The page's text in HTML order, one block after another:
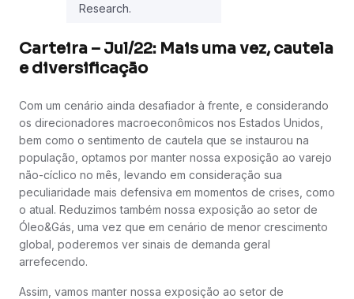
Research.
Carteira – Jul/22: Mais uma vez, cautela
e diversificação
Com um cenário ainda desafiador à frente, e considerando
os direcionadores macroeconômicos nos Estados Unidos,
bem como o sentimento de cautela que se instaurou na
população, optamos por manter nossa exposição ao varejo
não-cíclico no mês, levando em consideração sua
peculiaridade mais defensiva em momentos de crises, como
o atual. Reduzimos também nossa exposição ao setor de
Óleo&Gás, uma vez que em cenário de menor crescimento
global, poderemos ver sinais de demanda geral
arrefecendo.
Assim, vamos manter nossa exposição ao setor de